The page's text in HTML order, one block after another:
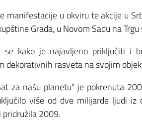
manifestacije u okviru te akcije u
Grada, u Novom Sadu na
se kako je najavljeno priključiti i
dekorativnih rasveta na svojim
za našu planetu“ je pokrenuta
više od dve milijarde ljudi
2009.